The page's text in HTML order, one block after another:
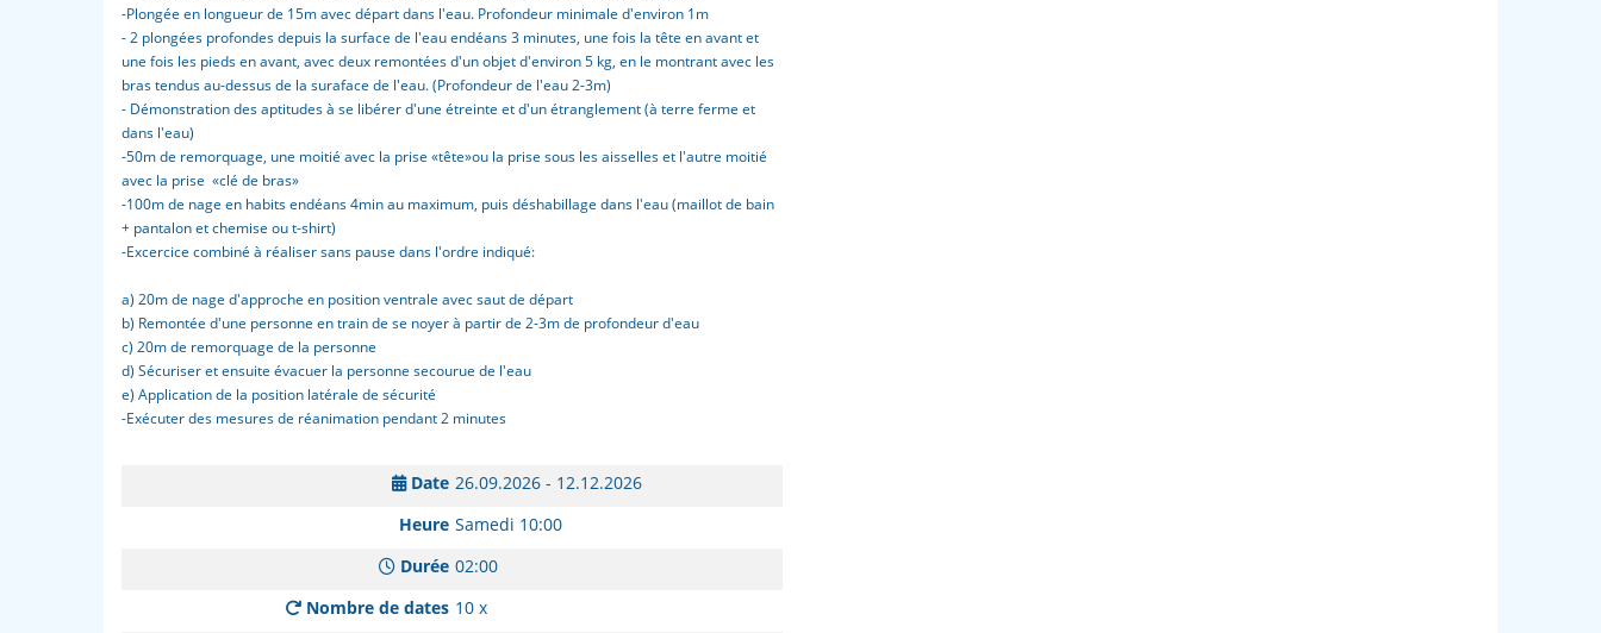
-Plongée en longueur de 15m avec départ dans l'eau. Profondeur minimale d'environ 1m
- 2 plongées profondes depuis la surface de l'eau endéans 3 minutes, une fois la tête en avant et
une fois les pieds en avant, avec deux remontées d'un objet d'environ 5 kg, en le montrant avec les
bras tendus au-dessus de la suraface de l'eau. (Profondeur de l'eau 2-3m)
- Démonstration des aptitudes à se libérer d'une étreinte et d'un étranglement (à terre ferme et
dans l'eau)
-50m de remorquage, une moitié avec la prise «tête»ou la prise sous les aisselles et l'autre moitié
avec la prise «clé de bras»
-100m de nage en habits endéans 4min au maximum, puis déshabillage dans l'eau (maillot de bain
+ pantalon et chemise ou t-shirt)
-Excercice combiné à réaliser sans pause dans l'ordre indiqué:
a) 20m de nage d'approche en position ventrale avec saut de départ
b) Remontée d'une personne en train de se noyer à partir de 2-3m de profondeur d'eau
c) 20m de remorquage de la personne
d) Sécuriser et ensuite évacuer la personne secourue de l'eau
e) Application de la position latérale de sécurité
-Exécuter des mesures de réanimation pendant 2 minutes
Date 26.09.2026 - 12.12.2026
Heure Samedi 10:00
Durée 02:00
Nombre de dates 10 x